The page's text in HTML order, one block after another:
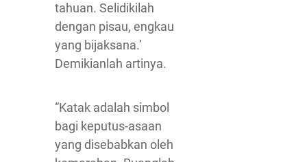
tahuan. Selidikilah
dengan pisau, engkau
yang bijaksana.’
Demikianlah artinya.
“Katak adalah simbol
bagi keputus-asaan
yang disebabkan oleh